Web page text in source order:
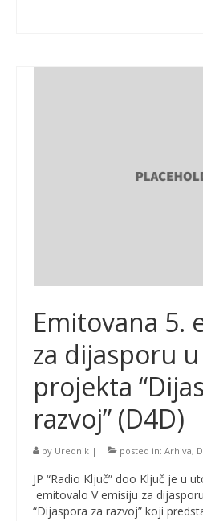
Emitovana 5.
za dijasporu
projekta
razvoj” (D4D)
by Urednik | posted in: Arhiva,
JP “Radio Ključ” doo Ključ je u
emitovalo V emisiju za
“Dijaspora za razvoj” koji